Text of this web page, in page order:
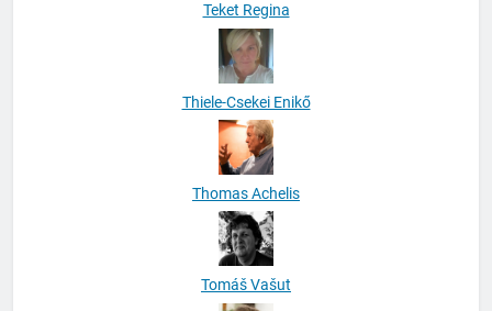
Teket Regina
Thiele-Csekei Enikő
Thomas Achelis
Tomáš Vašut